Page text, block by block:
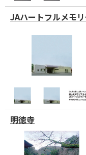
JAハートフルメモ
明徳寺